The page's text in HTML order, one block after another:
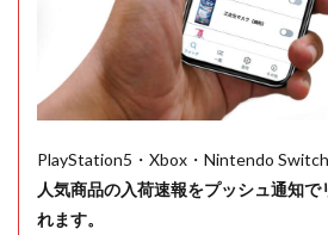
PlayStation5・Xbox・Nintendo
人気商品の入荷速報をプッシュ通知で
れます。